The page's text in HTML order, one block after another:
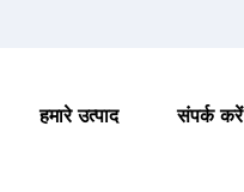
हमारे उत्पाद संपर्क करें